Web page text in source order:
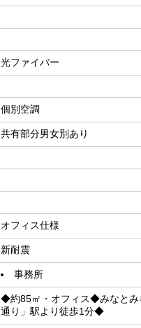
光ファイバー
個別空調
共有部分男女別あり
オフィス仕様
新耐震
事務所
◆約85㎡・オフィス◆みなとみ
通り」駅より徒歩1分◆